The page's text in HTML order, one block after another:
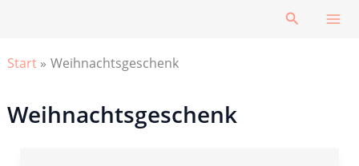
Suchen
Start Weihnachtsgeschenk
Weihnachtsgeschenk